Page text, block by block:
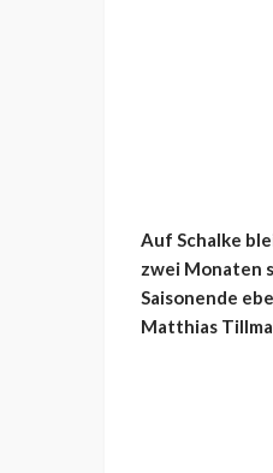
Auf Schalke
zwei Monaten
Saisonende
Matthias